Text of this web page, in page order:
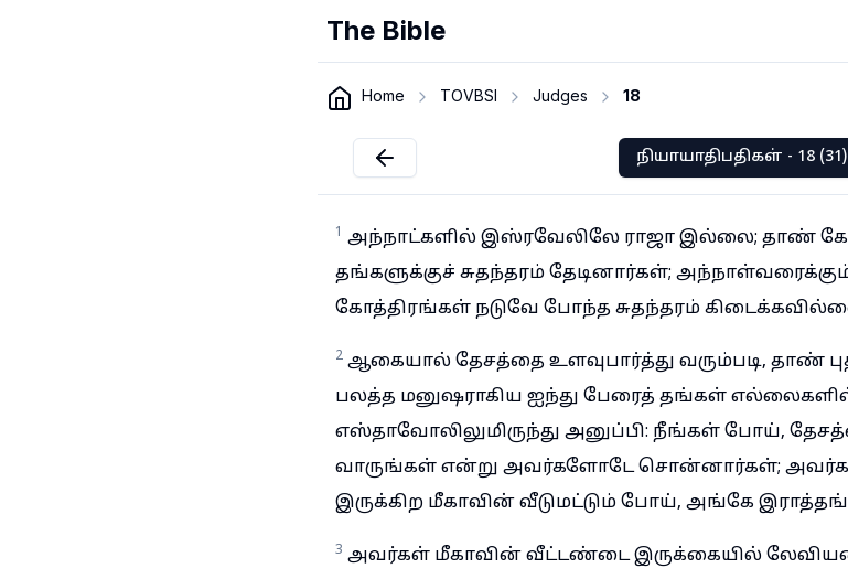
The Bible
Home TOVBSI Judges 18
நியாயாதிபதிகள் - 18 (31)
1 அந்நாட்களில் இஸ்ரவேலிலே ராஜா இல்லை; தாண்
தங்களுக்குச் சுதந்தரம் தேடினார்கள்;
கோத்திரங்கள் நடுவே போந்த சுதந்தரம்
2 ஆகையால் தேசத்தை உளவுபார்த்து வரும்படி, தாண்
பலத்த மனுஷராகிய ஐந்து பேரைத் தங்கள்
எஸ்தாவோலிலுமிருந்து அனுப்பி: நீங்கள் போய்,
வாருங்கள் என்று அவர்களோடே சொன்னார்கள்;
இருக்கிற மீகாவின் வீடுமட்டும் போய், அங்கே
3 அவர்கள் மீகாவின் வீட்டண்டை இருக்கையில்